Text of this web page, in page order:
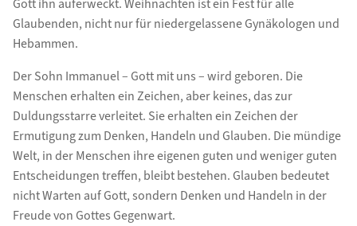
Gott ihn auferweckt. Weihnachten ist ein Fest für alle
Glaubenden, nicht nur für niedergelassene Gynäkologen und
Hebammen.
Der Sohn Immanuel – Gott mit uns – wird geboren. Die
Menschen erhalten ein Zeichen, aber keines, das zur
Duldungsstarre verleitet. Sie erhalten ein Zeichen der
Ermutigung zum Denken, Handeln und Glauben. Die mündige
Welt, in der Menschen ihre eigenen guten und weniger guten
Entscheidungen treffen, bleibt bestehen. Glauben bedeutet
nicht Warten auf Gott, sondern Denken und Handeln in der
Freude von Gottes Gegenwart.